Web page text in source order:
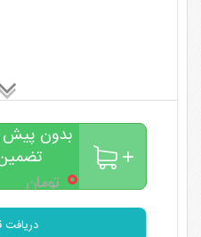
بدون پیش
۰تومان